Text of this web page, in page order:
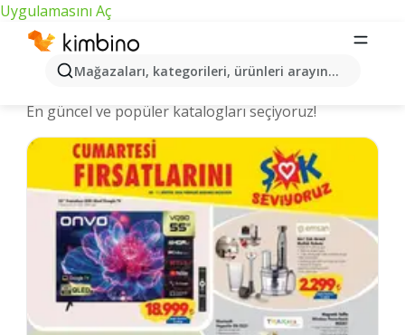
Uygulamasını Aç
Mağazaları, kategorileri, ürünleri arayın...
Giresun şehrinde kataloglar ve
En güncel ve popüler katalogları seçiyoruz!